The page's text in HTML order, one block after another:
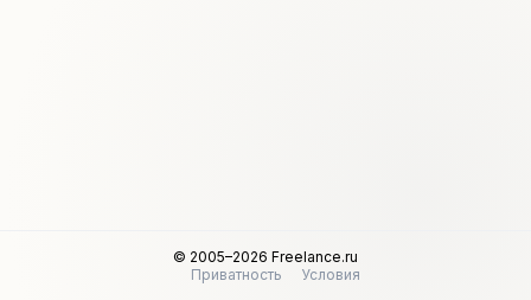
© 2005–2026 Freelance.ru
Приватность
Условия